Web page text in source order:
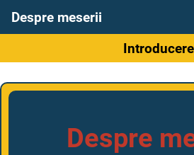
Despre meserii
Introducere
Despre